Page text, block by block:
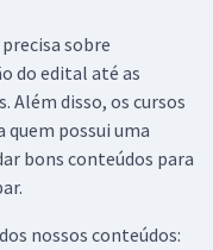
sobre
do edital até as
Além disso, os cursos
quem possui uma
bons conteúdos para
nossos conteúdos: